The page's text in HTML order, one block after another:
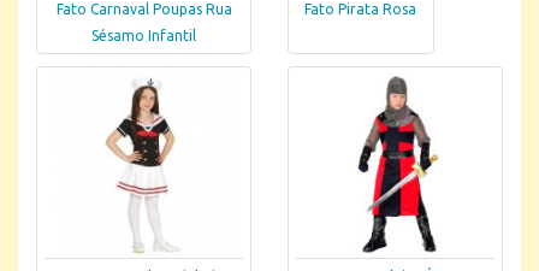
Fato Carnaval Poupas Rua
Sésamo Infantil
Fato Pirata Rosa